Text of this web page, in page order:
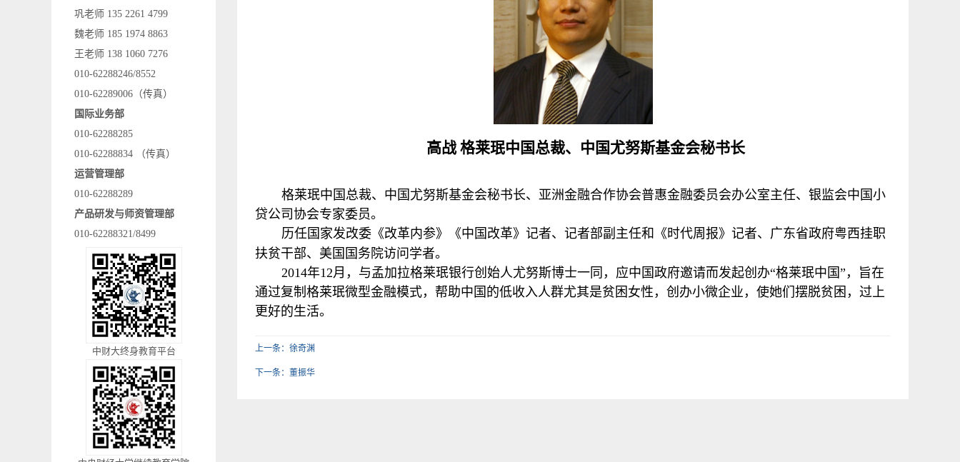
巩老师 135 2261 4799
魏老师 185 1974 8863
王老师 138 1060 7276
010-62288246/8552
010-62289006（传真）
国际业务部
010-62288285
010-62288834 （传真）
运营管理部
010-62288289
产品研发与师资管理部
010-62288321/8499
中财大终身教育平台
高战格莱珉中国总裁、中国尤努斯基金会秘书长
格莱珉中国总裁、中国尤努斯基金会秘书长、亚洲金融合作协会普惠金融委员会办公室主任、银监会中国小
贷公司协会专家委员。
历任国家发改委《改革内参》《中国改革》记者、记者部副主任和《时代周报》记者、广东省政府粤西挂职
扶贫干部、美国国务院访问学者。
2014年12月，与孟加拉格莱珉银行创始人尤努斯博士一同，应中国政府邀请而发起创办“格莱珉中国”，旨在
通过复制格莱珉微型金融模式，帮助中国的低收入人群尤其是贫困女性，创办小微企业，使她们摆脱贫困，过上
更好的生活。
上一条：徐奇渊
下一条：董振华